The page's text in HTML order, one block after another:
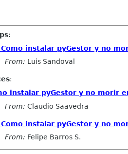
:
Como instalar pyGestor y no
From: Luis Sandoval
:
instalar pyGestor y no morir
From: Claudio Saavedra
Como instalar pyGestor y no
From: Felipe Barros S.